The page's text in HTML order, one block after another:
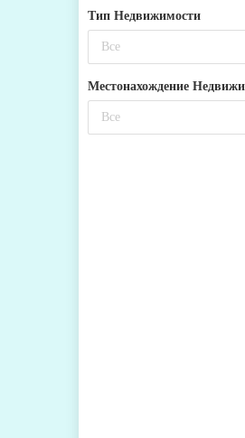
Тип Недвижимости
Все
Местонахождение
Все